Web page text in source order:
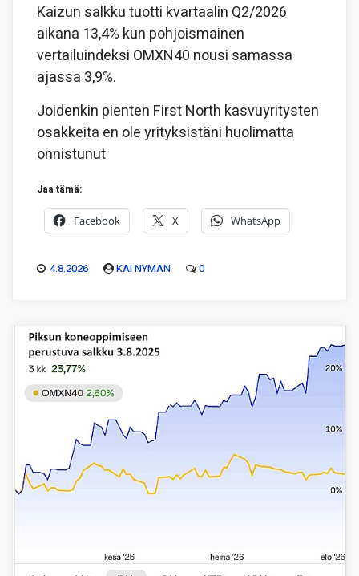
Kaizun salkku tuotti kvartaalin Q2/2026
aikana 13,4% kun pohjoismainen
vertailuindeksi OMXN40 nousi samassa
ajassa 3,9%.
Joidenkin pienten First North kasvuyritysten
osakkeita en ole yrityksistäni huolimatta
onnistunut
Jaa tämä:
Facebook X WhatsApp
4.8.2026 KAI NYMAN 0